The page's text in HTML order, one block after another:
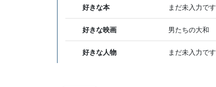
好きな本 まだ未入力です
好きな映画 男たちの大和
好きな人物 まだ未入力です